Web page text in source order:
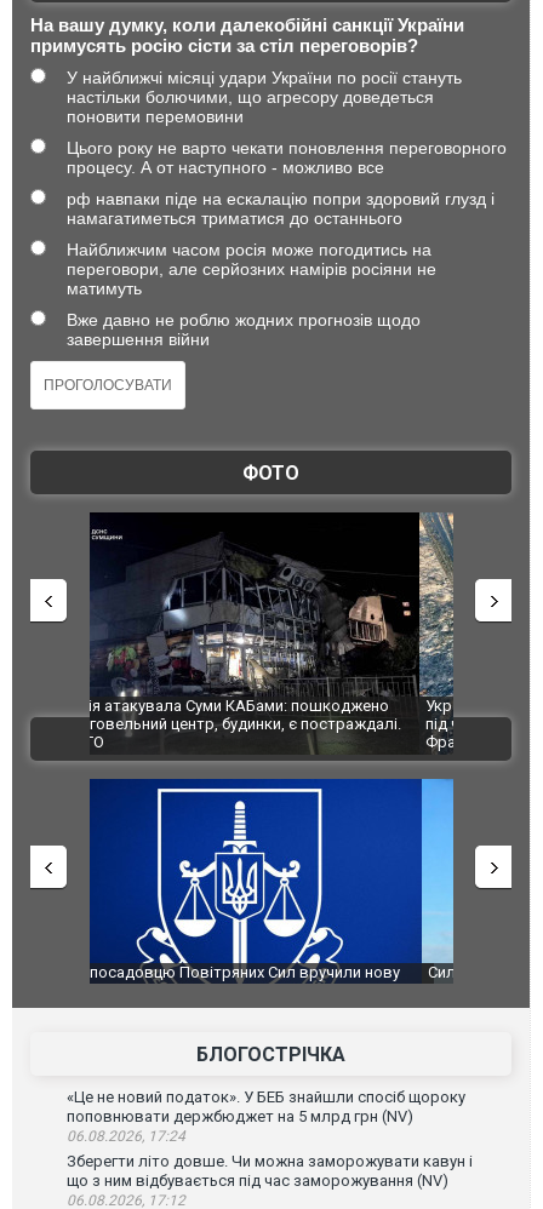
На вашу думку, коли далекобійні санкції України
примусять росію сісти за стіл переговорів?
У найближчі місяці удари України по росії стануть
настільки болючими, що агресору доведеться
поновити перемовини
Цього року не варто чекати поновлення переговорного
процесу. А от наступного - можливо все
рф навпаки піде на ескалацію попри здоровий глузд і
намагатиметься триматися до останнього
Найближчим часом росія може погодитись на
переговори, але серйозних намірів росіяни не
матимуть
Вже давно не роблю жодних прогнозів щодо
завершення війни
ФОТО
Українські надзвичайники врятували козуленя
під час ліквідації масштабної лісової пожежі у
Франції
СБУ за
Болгарії
ВІДЕО
Сили оборони уразили Ярославський НПЗ:
атаку. ВІДЕО
Неймар
БЛОГОСТРІЧКА
«Це не новий податок». У БЕБ знайшли спосіб щороку
поповнювати держбюджет на 5 млрд грн (NV)
06.08.2026, 17:24
Зберегти літо довше. Чи можна заморожувати кавун і
що з ним відбувається під час заморожування (NV)
06.08.2026, 17:12